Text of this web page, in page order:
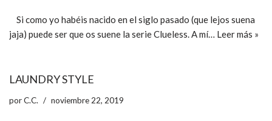
Si como yo habéis nacido en el siglo pasado (que lejos suena
jaja) puede ser que os suene la serie Clueless. A mí… Leer más »
LAUNDRY STYLE
porC.C. noviembre 22, 2019